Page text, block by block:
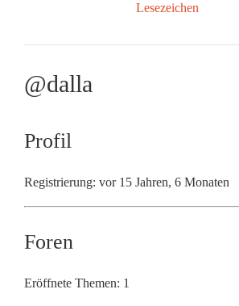
Lesezeichen
@dalla
Profil
Registrierung: vor 15 Jahren, 6 Monaten
Foren
Eröffnete Themen: 1